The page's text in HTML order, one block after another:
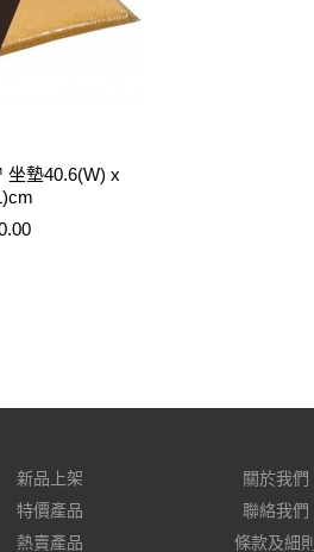
墊40.6(W) x
新品上架
特價產品
熱賣產品
關於我們
聯絡我們
條款及細則